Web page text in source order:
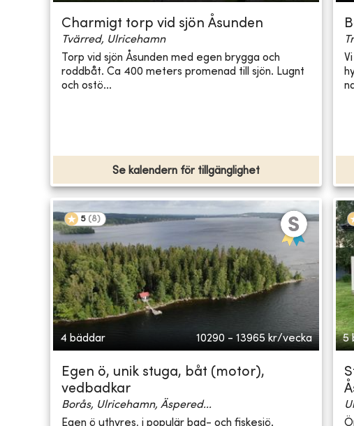
Charmigt torp vid sjön Åsunden
Tvärred, Ulricehamn
Torp vid sjön Åsunden med egen brygga och
roddbåt. Ca 400 meters promenad till sjön. Lugnt
och ostö...
Se kalendern för tillgänglighet
5 (8)
4 bäddar 10290 - 13965 kr/vecka
Egen ö, unik stuga, båt (motor),
vedbadkar
Borås, Ulricehamn, Äspered...
Egen ö uthyres, i populär bad- och fiskesjö.
5